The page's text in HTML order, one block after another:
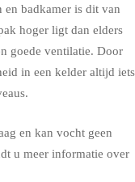
en badkamer is dit van
hoger ligt dan elders
goede ventilatie. Door
in een kelder altijd iets
en kan vocht geen
u meer informatie over